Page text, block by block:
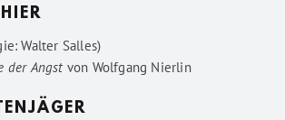
Walter Salles)
der Angstvon Wolfgang Nierlin